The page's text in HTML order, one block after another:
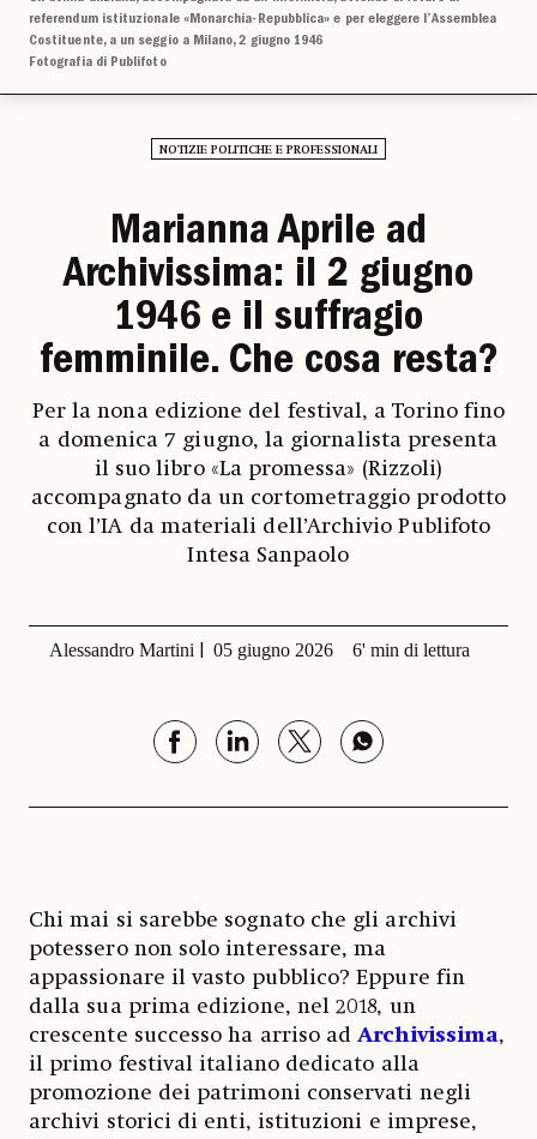
referendum istituzionale «Monarchia-Repubblica» e per eleggere l’Assemblea
Costituente, a un seggio a Milano, 2 giugno 1946
Fotografia di Publifoto
NOTIZIE POLITICHE E PROFESSIONALI
Marianna Aprile ad
Archivissima: il 2 giugno
1946 e il suffragio
femminile. Che cosa resta?
Per la nona edizione del festival, a Torino fino
a domenica 7 giugno, la giornalista presenta
il suo libro «La promessa» (Rizzoli)
accompagnato da un cortometraggio prodotto
con l’IA da materiali dell’Archivio Publifoto
Intesa Sanpaolo
Alessandro Martini 05 giugno 2026 6' min di lettura
Chi mai si sarebbe sognato che gli archivi
potessero non solo interessare, ma
appassionare il vasto pubblico? Eppure fin
dalla sua prima edizione, nel 2018, un
crescente successo ha arriso adArchivissima,
il primo festival italiano dedicato alla
promozione dei patrimoni conservati negli
archivi storici di enti, istituzioni e imprese,